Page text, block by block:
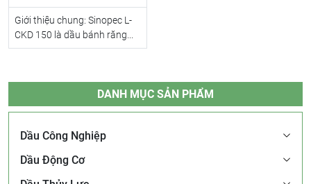
Giới thiệu chung: Sinopec L-
CKD 150 là dầu bánh răng...
DANH MỤC SẢN PHẨM
Dầu Công Nghiệp
Dầu Động Cơ